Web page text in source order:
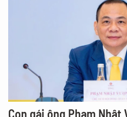
Con gái ông Phạm Nhật